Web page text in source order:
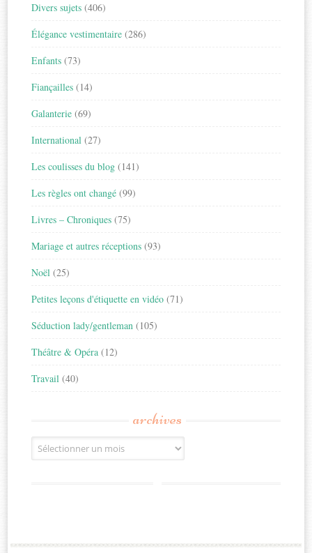
Divers sujets (406)
Élégance vestimentaire (286)
Enfants (73)
Fiançailles (14)
Galanterie (69)
International (27)
Les coulisses du blog (141)
Les règles ont changé (99)
Livres – Chroniques (75)
Mariage et autres réceptions (93)
Noël (25)
Petites leçons d'étiquette en vidéo (71)
Séduction lady/gentleman (105)
Théâtre & Opéra (12)
Travail (40)
archives
Archives